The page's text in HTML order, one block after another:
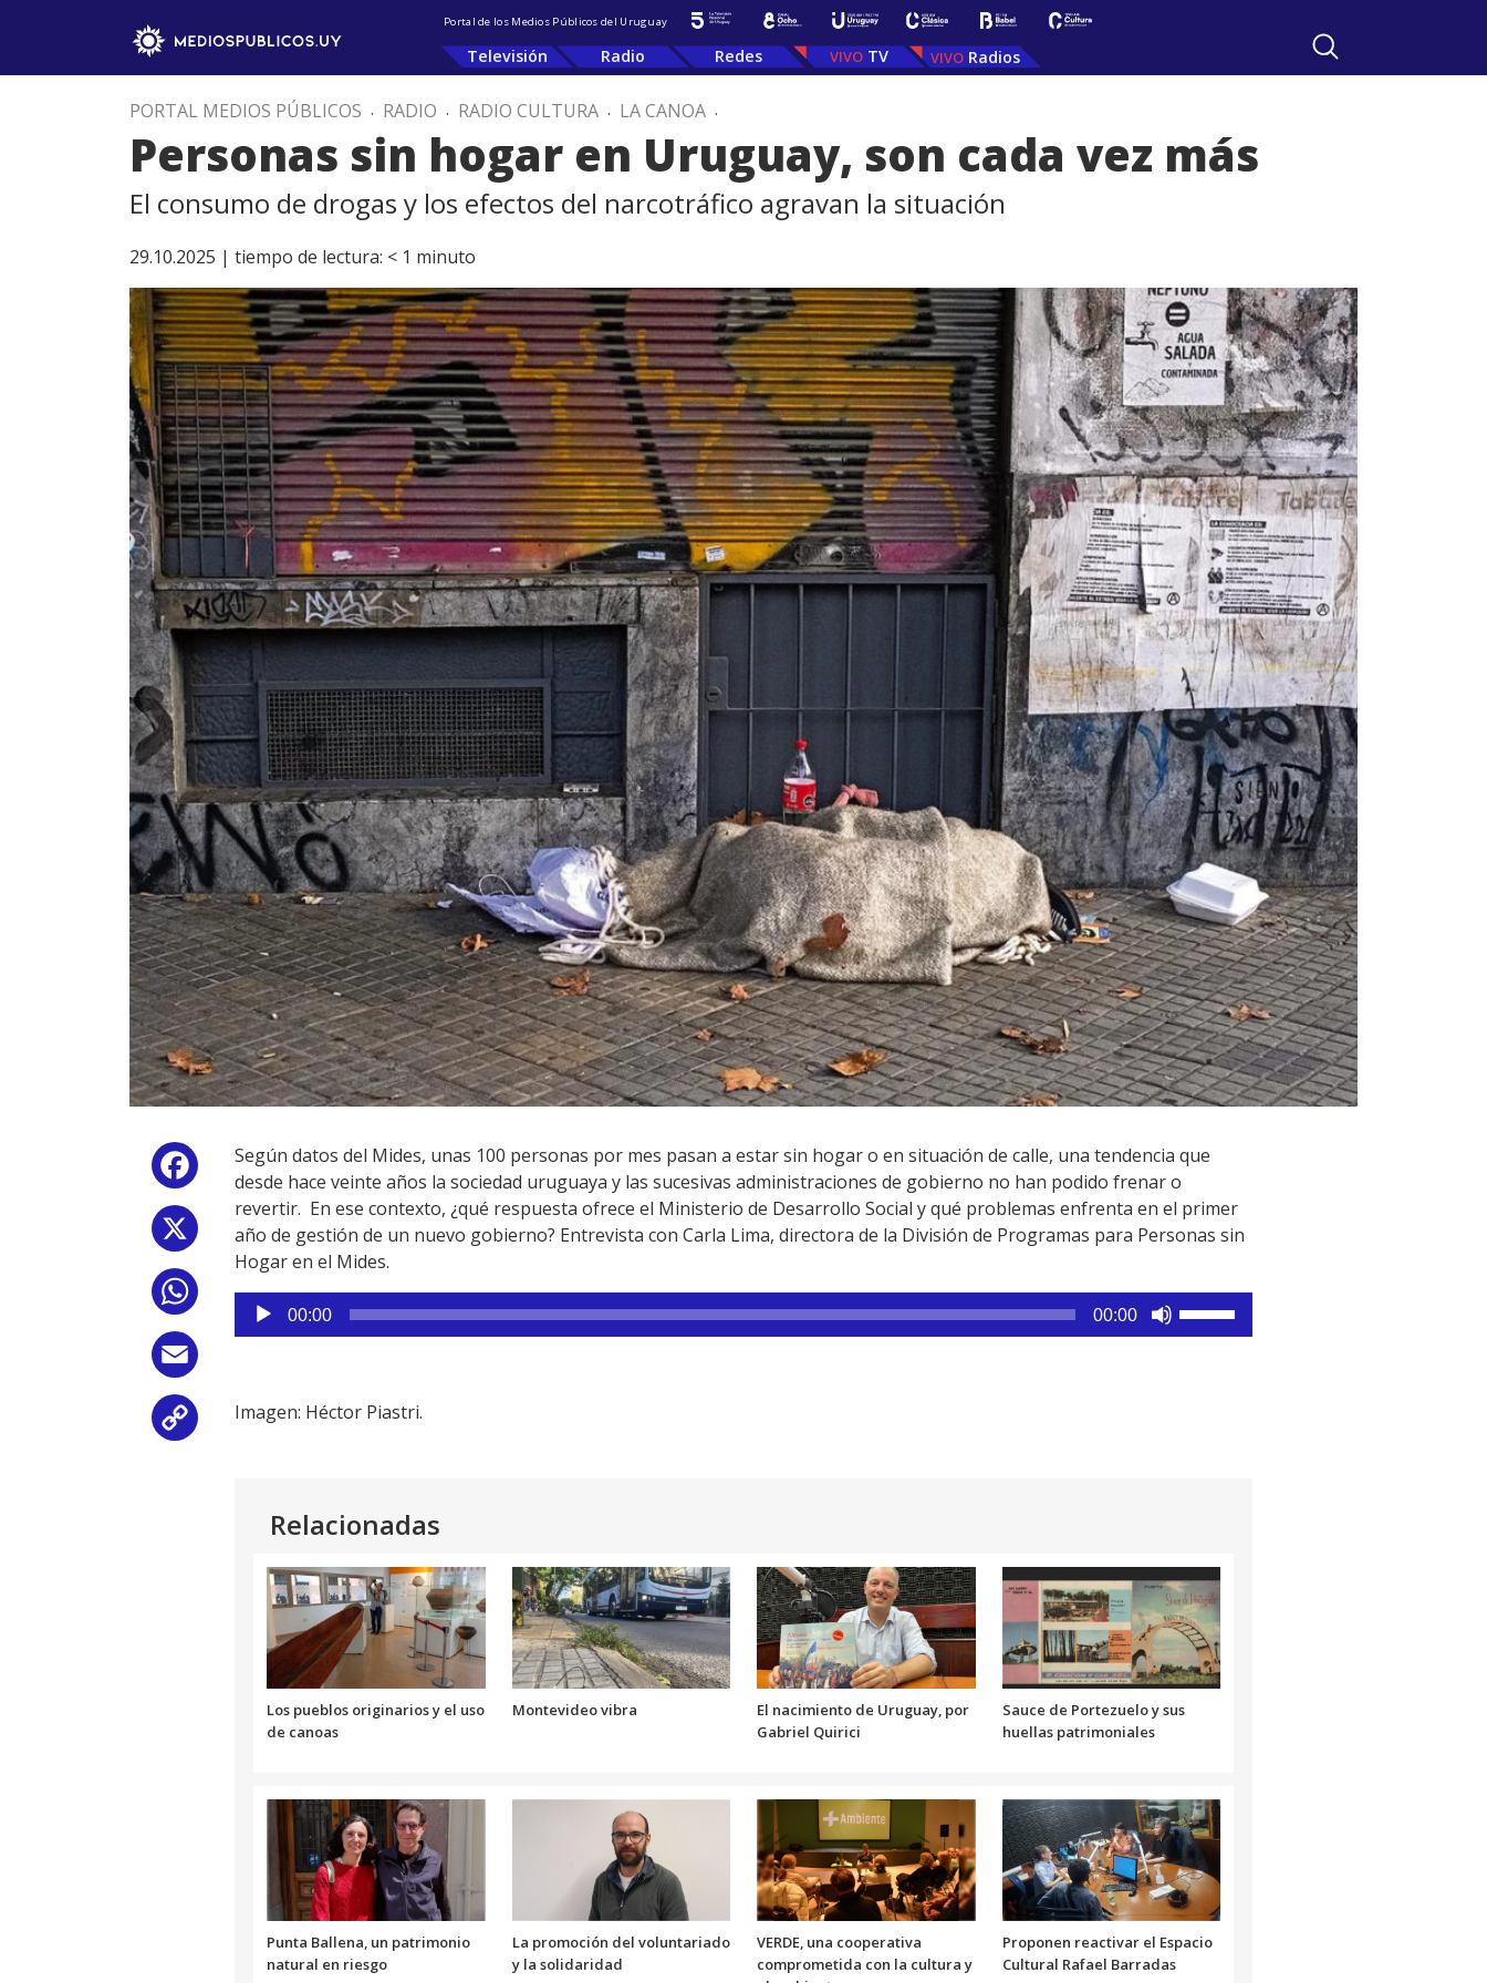
Portal de los Medios Públicos del Uruguay
Televisión Radio Redes TV Radios
PORTAL MEDIOS PÚBLICOS . RADIO . RADIO CULTURA . LA CANOA .
Personas sin hogar en Uruguay, son cada vez más
El consumo de drogas y los efectos del narcotráfico agravan la situación
29.10.2025 | tiempo de lectura: < 1 minuto
Facebook
WhatsApp
Copy
Según datos del Mides, unas 100 personas por mes pasan a estar sin hogar o en situación de calle, una tendencia que
desde hace veinte años la sociedad uruguaya y las sucesivas administraciones de gobierno no han podido frenar o
revertir. En ese contexto, ¿qué respuesta ofrece el Ministerio de Desarrollo Social y qué problemas enfrenta en el primer
año de gestión de un nuevo gobierno? Entrevista con Carla Lima, directora de la División de Programas para Personas sin
Hogar en el Mides.
Reproductor
de
00:00 00:00
el
volumen.
Imagen: Héctor Piastri.
Relacionadas
Los pueblos originarios y el uso
de canoas
Montevideo vibra
El nacimiento de Uruguay, por
Gabriel Quirici
Sauce de Portezuelo y sus
huellas patrimoniales
Punta Ballena, un patrimonio
natural en riesgo
La promoción del voluntariado
y la solidaridad
VERDE, una cooperativa
comprometida con la cultura y
Proponen reactivar el Espacio
Cultural Rafael Barradas